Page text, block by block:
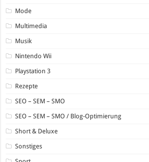
Mode
Multimedia
Musik
Nintendo Wii
Playstation 3
Rezepte
SEO – SEM – SMO
SEO – SEM – SMO / Blog-Optimierung
Short & Deluxe
Sonstiges